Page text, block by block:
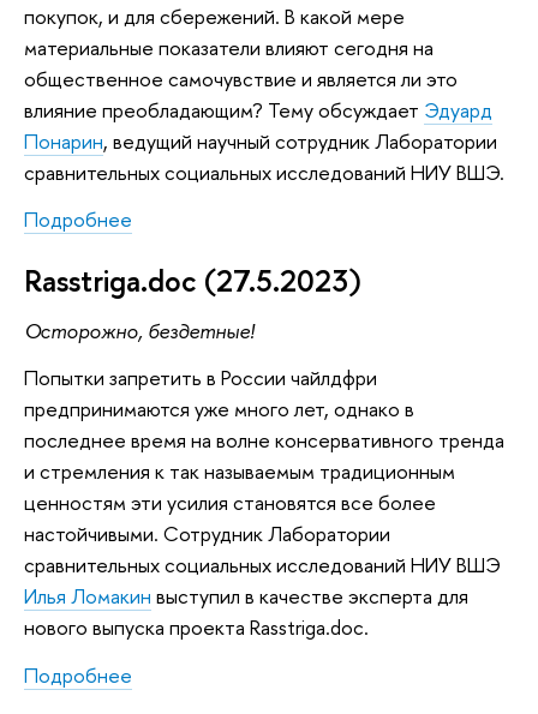
покупок, и для сбережений. В какой мере
материальные показатели влияют сегодня на
общественное самочувствие и является ли это
влияние преобладающим? Тему обсуждает Эдуард
Понарин, ведущий научный сотрудник Лаборатории
сравнительных социальных исследований НИУ ВШЭ.
Подробнее
Rasstriga.doc (27.5.2023)
Осторожно, бездетные!
Попытки запретить в России чайлдфри
предпринимаются уже много лет, однако в
последнее время на волне консервативного тренда
и стремления к так называемым традиционным
ценностям эти усилия становятся все более
настойчивыми. Сотрудник Лаборатории
сравнительных социальных исследований НИУ ВШЭ
Илья Ломакин выступил в качестве эксперта для
нового выпуска проекта Rasstriga.doc.
Подробнее